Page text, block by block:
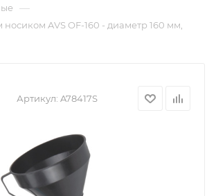
—
AVS OF-160 - диаметр 160 мм,
Артикул: A78417S